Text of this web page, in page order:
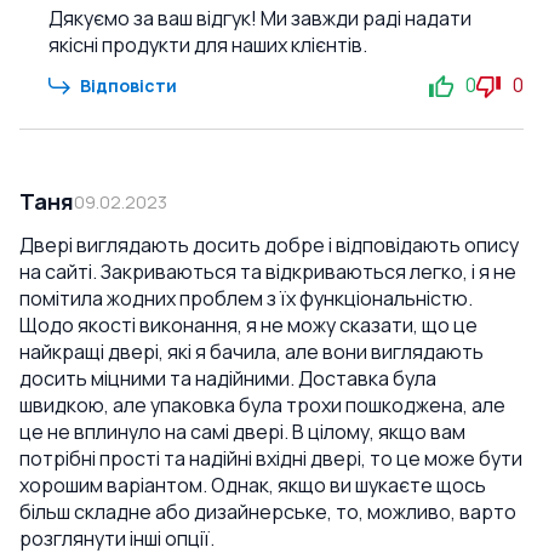
Дякуємо за ваш відгук! Ми завжди раді надати
якісні продукти для наших клієнтів.
Відповісти 0 0
Таня09.02.2023
Двері виглядають досить добре і відповідають опису
на сайті. Закриваються та відкриваються легко, і я не
помітила жодних проблем з їх функціональністю.
Щодо якості виконання, я не можу сказати, що це
найкращі двері, які я бачила, але вони виглядають
досить міцними та надійними. Доставка була
швидкою, але упаковка була трохи пошкоджена, але
це не вплинуло на самі двері. В цілому, якщо вам
потрібні прості та надійні вхідні двері, то це може бути
хорошим варіантом. Однак, якщо ви шукаєте щось
більш складне або дизайнерське, то, можливо, варто
розглянути інші опції.